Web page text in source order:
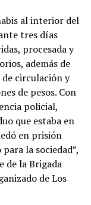
al interior del
tres días
procesada y
además de
de circulación y
de pesos. Con
policial,
que estaba en
en prisión
la sociedad”,
de la Brigada
de Los